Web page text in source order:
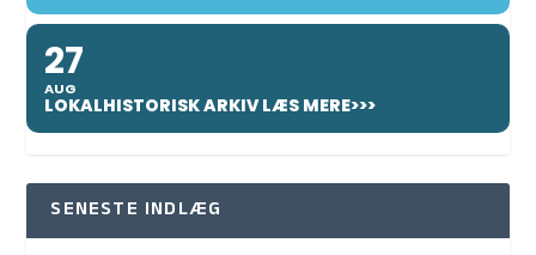
27
AUG
LOKALHISTORISK ARKIV LÆS MERE>>>
SENESTE INDLÆG